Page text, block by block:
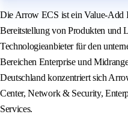
Die Arrow ECS ist ein Value-Add
Bereitstellung von Produkten und
Technologieanbieter für den
Bereichen Enterprise und
Deutschland konzentriert sich
Center, Network & Security,
Services.